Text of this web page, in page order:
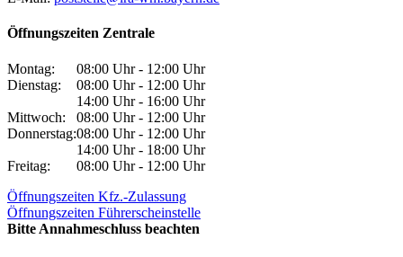
Öffnungszeiten Zentrale
Montag:
08:00 Uhr - 12:00 Uhr
Dienstag:
08:00 Uhr - 12:00 Uhr
14:00 Uhr - 16:00 Uhr
Mittwoch:
08:00 Uhr - 12:00 Uhr
Donnerstag:08:00 Uhr - 12:00 Uhr
14:00 Uhr - 18:00 Uhr
Freitag:
08:00 Uhr - 12:00 Uhr
Öffnungszeiten Kfz.-Zulassung
Öffnungszeiten Führerscheinstelle
Bitte Annahmeschluss beachten